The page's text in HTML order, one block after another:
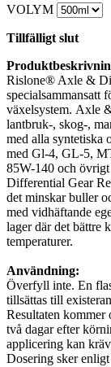
VOLYM
Tillfälligt slut
Rislone® Axle &
specialsammansatt
växelsystem. Axle
lantbruk-, skog-,
med alla syntetiska
med Gl-4, GL-5,
85W-140 och
Differential Gear
det minskar buller
med vidhäftande
lager där det bättre
temperaturer.
Användning:
Överfyll inte. En
tillsättas till
Resultaten kommer
två dagar efter
applicering kan
Dosering sker